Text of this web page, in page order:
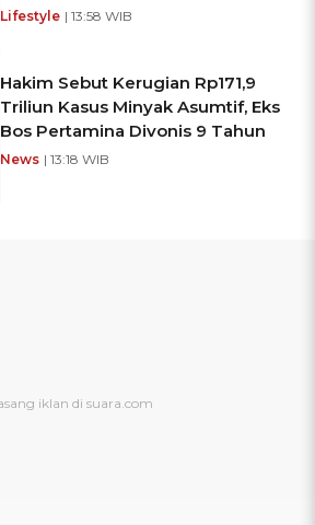
Lifestyle | 13:58 WIB
Hakim Sebut Kerugian Rp171,9
Triliun Kasus Minyak Asumtif, Eks
Bos Pertamina Divonis 9 Tahun
News | 13:18 WIB